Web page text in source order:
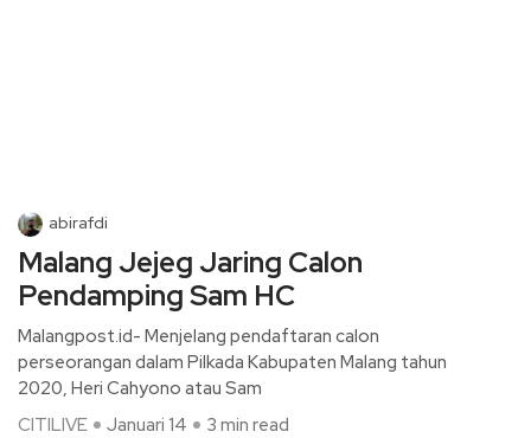
abirafdi
Malang Jejeg Jaring Calon
Pendamping Sam HC
Malangpost.id- Menjelang pendaftaran calon
perseorangan dalam Pilkada Kabupaten Malang tahun
2020, Heri Cahyono atau Sam
CITILIVE
Januari 14 3 min read